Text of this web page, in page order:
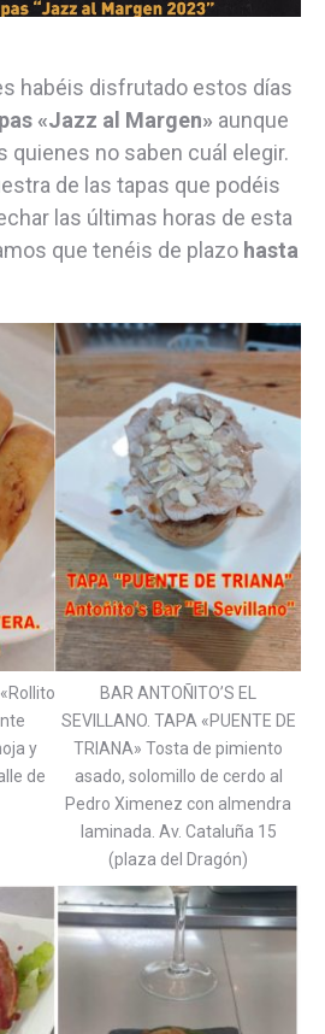
habéis disfrutado estos días
«Jazz al Margen» aunque
quienes no saben cuál elegir.
de las tapas que podéis
las últimas horas de esta
que tenéis de plazo hasta
y
de
BAR ANTOÑITO’S EL
SEVILLANO. TAPA «PUENTE DE
TRIANA» Tosta de pimiento
asado, solomillo de cerdo al
Pedro Ximenez con almendra
laminada. Av. Cataluña 15
(plaza del Dragón)